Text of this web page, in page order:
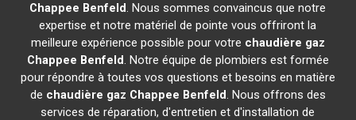
Chappee Benfeld. Nous sommes convaincus que notre
expertise et notre matériel de pointe vous offriront la
meilleure expérience possible pour votre chaudière gaz
Chappee Benfeld. Notre équipe de plombiers est formée
pour répondre à toutes vos questions et besoins en matière
de chaudière gaz Chappee Benfeld. Nous offrons des
services de réparation, d'entretien et d'installation de